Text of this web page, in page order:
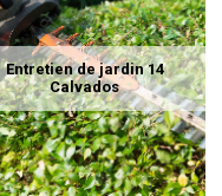
Entretien de jardin 14
Calvados